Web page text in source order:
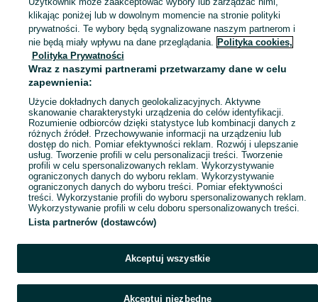
Mapa kategorii
Mapa miejscowości
Mapa ministron
Popularne wyszukiwania
klikając poniżej lub w dowolnym momencie na stronie polityki
prywatności. Te wybory będą sygnalizowane naszym partnerom i
nie będą miały wpływu na dane przeglądania. Polityka cookies,
Polityka Prywatności
Wraz z naszymi partnerami przetwarzamy dane w celu
zapewnienia:
Użycie dokładnych danych geolokalizacyjnych. Aktywne
skanowanie charakterystyki urządzenia do celów identyfikacji.
Rozumienie odbiorców dzięki statystyce lub kombinacji danych z
różnych źródeł. Przechowywanie informacji na urządzeniu lub
dostęp do nich. Pomiar efektywności reklam. Rozwój i ulepszanie
usług. Tworzenie profili w celu personalizacji treści. Tworzenie
profili w celu spersonalizowanych reklam. Wykorzystywanie
ograniczonych danych do wyboru reklam. Wykorzystywanie
ograniczonych danych do wyboru treści. Pomiar efektywności
treści. Wykorzystanie profili do wyboru spersonalizowanych reklam.
Wykorzystywanie profili w celu doboru spersonalizowanych treści.
Lista partnerów (dostawców)
Akceptuj wszystkie
Akceptuj niezbędne